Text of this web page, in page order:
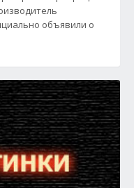
объявили о